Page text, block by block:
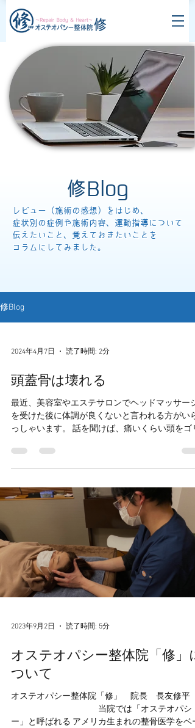
修Blog
レビュー（施術の感想）をはじめ、
症状別の症例や施術内容、運動指導について
伝えたいこと、覚えておきたいことを
コラムにしてみました。
修Blog
2024年4月7日 読了時間: 2分
頭蓋骨は壊れる
最近、美容室やエステサロンでヘッドマッサージ
を受けた後に体調が良くないと言われる方がいら
っしゃいます。 話を聞けば、痛いくらい頭をゴリ
うな感覚で頭を強圧で刺激してはいけません。 身
体を壊してしまいます。...
2023年9月2日 読了時間: 5分
オステオパシー整体院「修」に
ついて
オステオパシー整体院「修」 院長 長友修平
当院では「オステオパシ
ー」と呼ばれる アメリカ生まれの整骨医学をベー